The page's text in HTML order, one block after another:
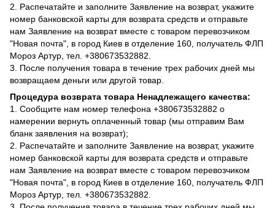
2. Распечатайте и заполните Заявление на возврат, укажите
номер банковской карты для возврата средств и отправьте
нам Заявление на возврат вместе с товаром перевозчиком
"Новая почта", в город Киев в отделение 160, получатель ФЛП
Мороз Артур, тел. +380673532882.
3. После получения товара в течение трех рабочих дней мы
возвращаем деньги или другой товар.
Процедура возврата товара Ненадлежащего качества:
1. Сообщите нам номер телефона +380673532882 о
намерении вернуть оплаченный товар (мы отправим Вам
бланк заявления на возврат);
2. Распечатайте и заполните Заявление на возврат, укажите
номер банковской карты для возврата средств и отправьте
нам Заявление на возврат вместе с товаром перевозчиком
"Новая почта", в город Киев в отделение 160, получатель ФЛП
Мороз Артур, тел. +380673532882.